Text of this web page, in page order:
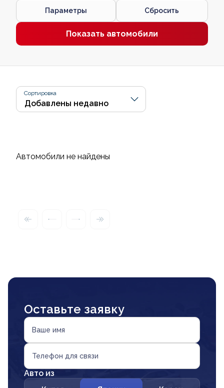
Параметры Сбросить
Показать автомобили
Сортировка
Автомобили не найдены
Оставьте заявку
Ваше имя
Телефон для связи
Авто из